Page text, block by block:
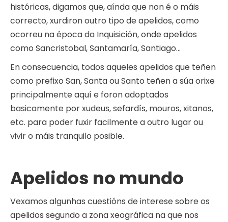
históricas, digamos que, aínda que non é o máis
correcto, xurdiron outro tipo de apelidos, como
ocorreu na época da Inquisición, onde apelidos
como Sancristobal, Santamaría, Santiago…
En consecuencia, todos aqueles apelidos que teñen
como prefixo San, Santa ou Santo teñen a súa orixe
principalmente aquí e foron adoptados
basicamente por xudeus, sefardís, mouros, xitanos,
etc. para poder fuxir facilmente a outro lugar ou
vivir o máis tranquilo posible.
Apelidos no mundo
Vexamos algunhas cuestións de interese sobre os
apelidos segundo a zona xeográfica na que nos